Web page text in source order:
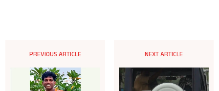
PREVIOUS ARTICLE NEXT ARTICLE